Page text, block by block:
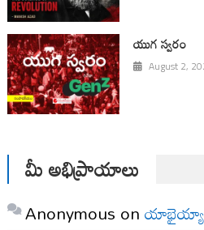
యుగ స్వ‌రం
August 2,
మీ అభిప్రాయాలు
Anonymous on